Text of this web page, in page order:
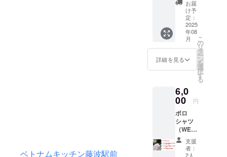
ベトナムキッチン藤波駅前
まきチ
ケット
の表記
であ
り、１
００円
チケッ
ト３枚
ライ種
まきチ
をホワ
イト
ボード
に貼っ
て、 そ
メッ
セージ
にてお
知らせ
くださ
い。 画
像に１
記載が
ありま
この記
載は１
００円
（百
円）ミ
子ども
食堂に
てミラ
イ種ま
きチ
ケット
「１０
枚」
ます。
当日、
お渡し
できな
い場合
は、お
渡しで
きそう
な候補
お届
け予
定：
2025
年08
月
詳細を見る
こ
の
リ
タ
ー
ン
を
選
択
す
る
6,0
00 円
ポロ
シャツ
（WEL
WELオ
リジナ
ル）Sか
支援
者：
2人